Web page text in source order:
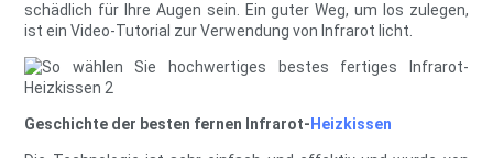
schädlich für Ihre Augen sein. Ein guter Weg, um los zulegen,
ist ein Video-Tutorial zur Verwendung von Infrarot licht.
Geschichte der besten fernen Infrarot- Heizkissen